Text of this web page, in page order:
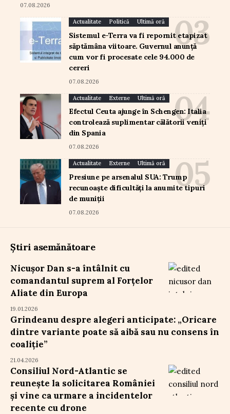
07.08.2026
Actualitate Politică Ultimă oră
Sistemul e-Terra va fi repornit etapizat
săptămâna viitoare. Guvernul anunță
cum vor fi procesate cele 94.000 de
cereri
07.08.2026
Actualitate Externe Ultimă oră
Efectul Ceuta ajunge în Schengen: Italia
controlează suplimentar călătorii veniți
din Spania
07.08.2026
Actualitate Externe Ultimă oră
Presiune pe arsenalul SUA: Trump
recunoaște dificultăți la anumite tipuri
de muniții
07.08.2026
Știri asemănătoare
Nicușor Dan s-a întâlnit cu
comandantul suprem al Forțelor
Aliate din Europa
19.01.2026
Grindeanu despre alegeri anticipate: „Oricare
dintre variante poate să aibă sau nu consens în
coaliție”
21.04.2026
Consiliul Nord-Atlantic se
reunește la solicitarea României
și vine ca urmare a incidentelor
recente cu drone